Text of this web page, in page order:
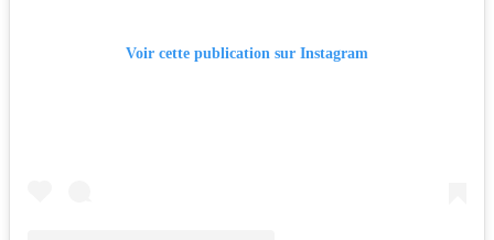
Voir cette publication sur Instagram